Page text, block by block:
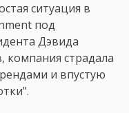
ситуация в
под
Дэвида
компания страдала
и впустую